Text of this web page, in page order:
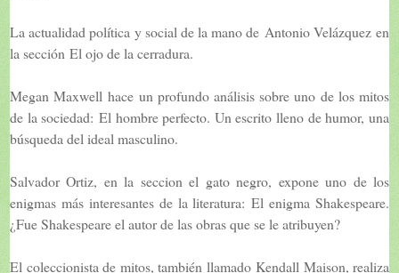
La actualidad política y social de la mano de Antonio Velázquezen
la sección El ojo de la cerradura.
Megan Maxwell hace un profundo análisis sobre uno de los mitos
de la sociedad: El hombre perfecto. Un escrito lleno de humor, una
búsqueda del ideal masculino.
Salvador Ortiz, en la seccion el gato negro, expone uno de los
enigmas más interesantes de la literatura:El enigma Shakespeare.
¿Fue Shakespeare el autor de las obras que se le atribuyen?
El coleccionista de mitos, también llamado Kendall Maison, realiza